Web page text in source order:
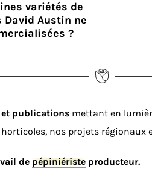
variétés de
Austin ne
?
et publications mettant en
nos projets
de pépiniériste producteur.